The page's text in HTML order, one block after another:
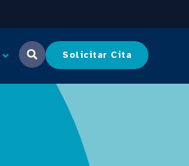
Solicitar Cita